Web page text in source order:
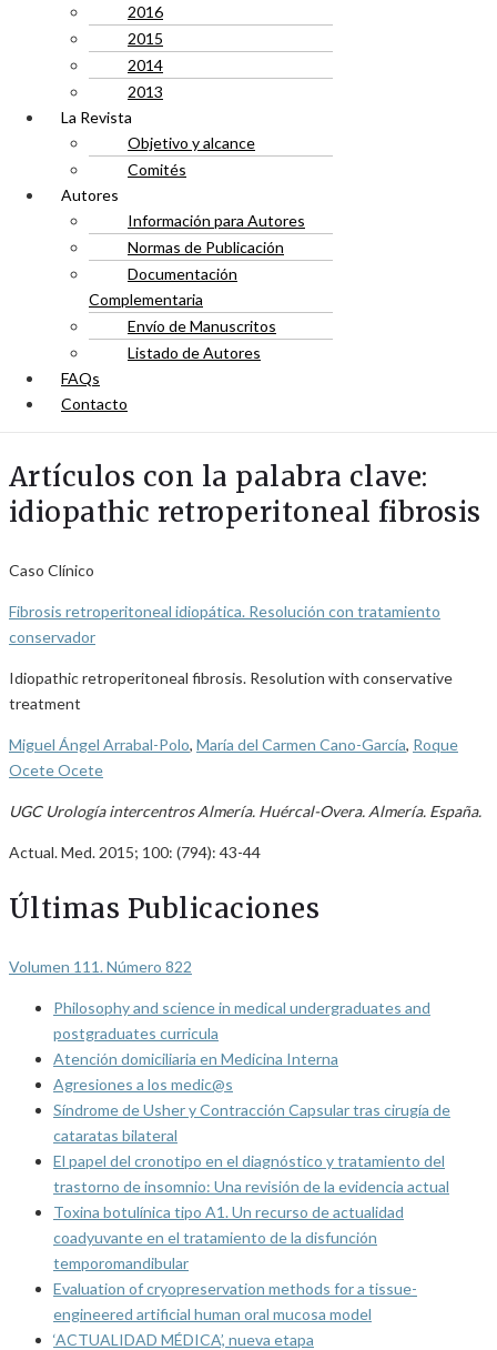
2016
2015
2014
2013
La Revista
Objetivo y alcance
Comités
Autores
Información para Autores
Normas de Publicación
Documentación
Complementaria
Envío de Manuscritos
Listado de Autores
FAQs
Contacto
Artículos con la palabra clave:
idiopathic retroperitoneal fibrosis
Caso Clínico
Fibrosis retroperitoneal idiopática. Resolución con tratamiento
conservador
Idiopathic retroperitoneal fibrosis. Resolution with conservative
treatment
Miguel Ángel Arrabal-Polo, María del Carmen Cano-García, Roque
Ocete Ocete
UGC Urología intercentros Almería. Huércal-Overa. Almería. España.
Actual. Med. 2015; 100: (794): 43-44
Últimas Publicaciones
Volumen 111. Número 822
Philosophy and science in medical undergraduates and
postgraduates curricula
Atención domiciliaria en Medicina Interna
Agresiones a los medic@s
Síndrome de Usher y Contracción Capsular tras cirugía de
cataratas bilateral
El papel del cronotipo en el diagnóstico y tratamiento del
trastorno de insomnio: Una revisión de la evidencia actual
Toxina botulínica tipo A1. Un recurso de actualidad
coadyuvante en el tratamiento de la disfunción
temporomandibular
Evaluation of cryopreservation methods for a tissue-
engineered artificial human oral mucosa model
‘ACTUALIDAD MÉDICA’, nueva etapa